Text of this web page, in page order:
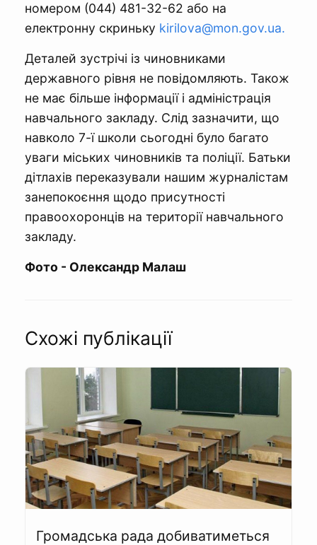
номером (044) 481-32-62 або на
електронну скриньку kirilova@mon.gov.ua.
Деталей зустрічі із чиновниками
державного рівня не повідомляють. Також
не має більше інформації і адміністрація
навчального закладу. Слід зазначити, що
навколо 7-ї школи сьогодні було багато
уваги міських чиновників та поліції. Батьки
дітлахів переказували нашим журналістам
занепокоєння щодо присутності
правоохоронців на території навчального
закладу.
Фото - Олександр Малаш
Схожі публікації
Громадська рада добиватиметься